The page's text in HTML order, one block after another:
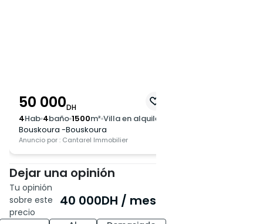
**Sótano:**
* Cuarto de servicio
* Sala técnica
* Cocina
* Amplia sala diáfana
No dude en ponerse en
contacto con nosotros para
50 000DH
4Hab 4baño 1500m² Villa en alquiler
Bouskoura -Bouskoura
Anuncio por : Cantarel Immobilier
Dejar una opinión
Tu opinión
sobre este
precio
40 000DH / mes